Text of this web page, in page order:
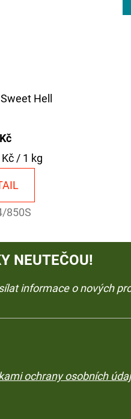
Hell
/ 1 kg
850S
NEUTEČOU!
informace o nových
ochrany osobních